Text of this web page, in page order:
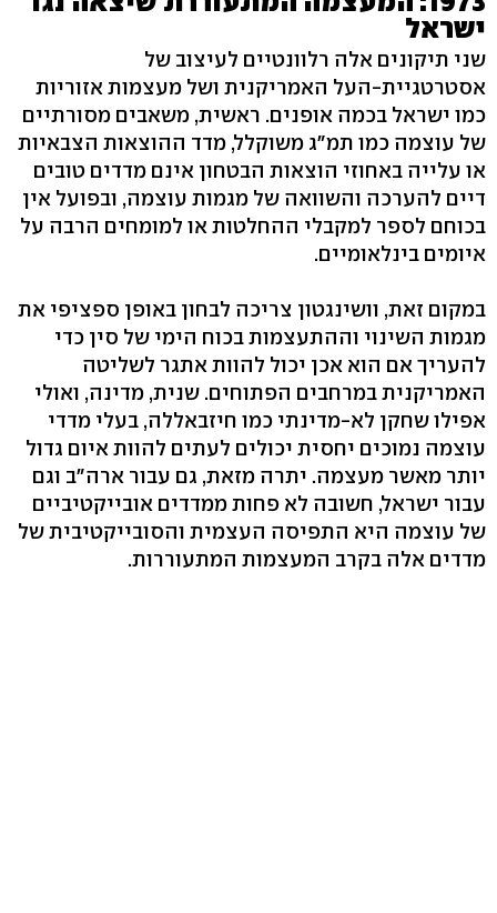
ישראל
שני תיקונים אלה רלוונטיים לעיצוב של
אסטרטגיית-העל האמריקנית ושל מעצמות אזוריות
כמו ישראל בכמה אופנים. ראשית, משאבים מסורתיים
של עוצמה כמו תמ"ג משוקלל, מדד ההוצאות הצבאיות
או עלייה באחוזי הוצאות הבטחון אינם מדדים טובים
דיים להערכה והשוואה של מגמות עוצמה, ובפועל אין
בכוחם לספר למקבלי ההחלטות או למומחים הרבה על
איומים בינלאומיים.
במקום זאת, וושינגטון צריכה לבחון באופן ספציפי את
מגמות השינוי וההתעצמות בכוח הימי של סין כדי
להעריך אם הוא אכן יכול להוות אתגר לשליטה
האמריקנית במרחבים הפתוחים. שנית, מדינה, ואולי
אפילו שחקן לא-מדינתי כמו חיזבאללה, בעלי מדדי
עוצמה נמוכים יחסית יכולים לעתים להוות איום גדול
יותר מאשר מעצמה. יתרה מזאת, גם עבור ארה"ב וגם
עבור ישראל, חשובה לא פחות ממדדים אובייקטיביים
של עוצמה היא התפיסה העצמית והסובייקטיבית של
מדדים אלה בקרב המעצמות המתעוררות.